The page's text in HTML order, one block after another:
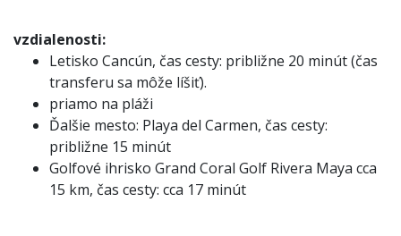
vzdialenosti:
Letisko Cancún, čas cesty: približne 20 minút (čas
transferu sa môže líšiť).
priamo na pláži
Ďalšie mesto: Playa del Carmen, čas cesty:
približne 15 minút
Golfové ihrisko Grand Coral Golf Rivera Maya cca
15 km, čas cesty: cca 17 minút